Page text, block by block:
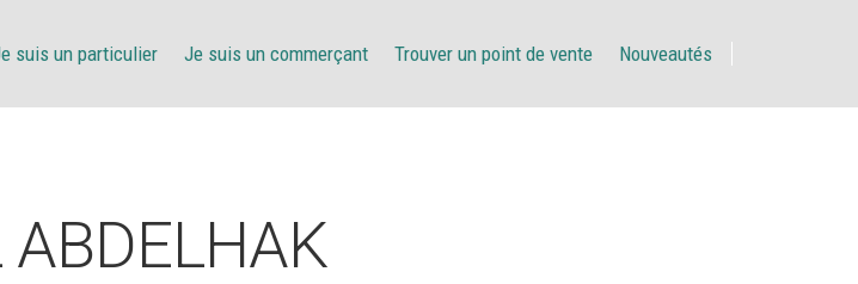
suis un particulier Je suis un commerçant Trouver un point de vente Nouveautés
ABDELHAK